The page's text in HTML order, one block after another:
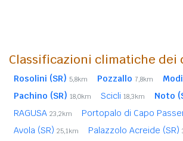
Classificazioni climatiche dei
Rosolini (SR) 5,8km Pozzallo 7,8km
Pachino (SR) 18,0km Scicli 18,3km Noto
RAGUSA 23,2km Portopalo di Capo
Avola (SR) 25,1km Palazzolo Acreide (SR)